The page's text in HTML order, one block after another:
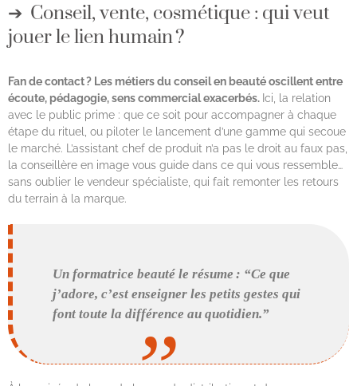
Conseil, vente, cosmétique : qui veut
jouer le lien humain ?
Fan de contact ? Les métiers du conseil en beauté oscillent entre
écoute, pédagogie, sens commercial exacerbés. Ici, la relation
avec le public prime : que ce soit pour accompagner à chaque
étape du rituel, ou piloter le lancement d’une gamme qui secoue
le marché. L’assistant chef de produit n’a pas le droit au faux pas,
la conseillère en image vous guide dans ce qui vous ressemble…
sans oublier le vendeur spécialiste, qui fait remonter les retours
du terrain à la marque.
Un formatrice beauté le résume : “Ce que
j’adore, c’est enseigner les petits gestes qui
font toute la différence au quotidien.”